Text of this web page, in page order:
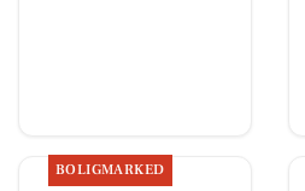
BOLIGMARKED